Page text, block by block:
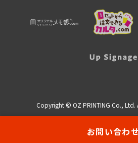
Copyright © OZ PRINTING Co., Ltd.
お問い合わせ